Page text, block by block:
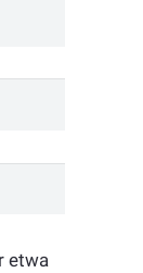
etwa